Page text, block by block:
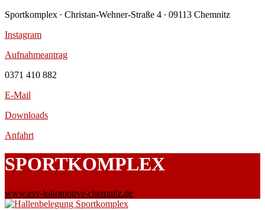
Sportkomplex ∙ Christan-Wehner-Straße 4 ∙ 09113 Chemnitz
Instagram
Aufnahmeantrag
0371 410 882
E-Mail
Downloads
Anfahrt
SPORTKOMPLEX
www.esv-lokomotive-chemnitz.de